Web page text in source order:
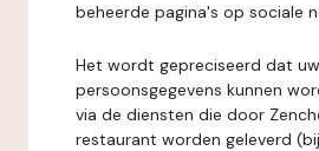
beheerde pagina's op sociale
Het wordt gepreciseerd dat uw
persoonsgegevens kunnen
via de diensten die door
restaurant worden geleverd